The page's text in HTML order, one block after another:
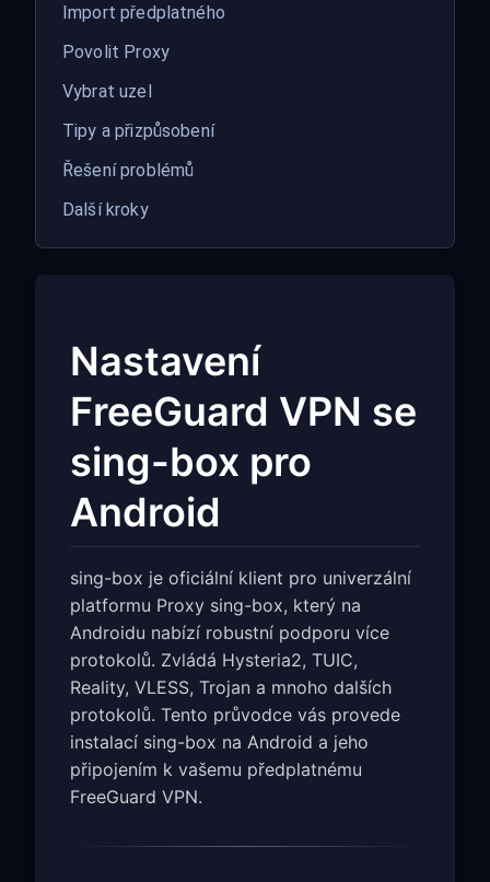
Import předplatného
Povolit Proxy
Vybrat uzel
Tipy a přizpůsobení
Řešení problémů
Další kroky
Nastavení
FreeGuard VPN se
sing-box pro
Android
sing-box je oficiální klient pro univerzální
platformu Proxy sing-box, který na
Androidu nabízí robustní podporu více
protokolů. Zvládá Hysteria2, TUIC,
Reality, VLESS, Trojan a mnoho dalších
protokolů. Tento průvodce vás provede
instalací sing-box na Android a jeho
připojením k vašemu předplatnému
FreeGuard VPN.